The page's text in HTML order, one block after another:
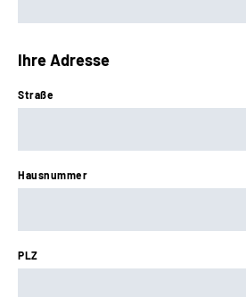
Ihre Adresse
Straße
Hausnummer
PLZ